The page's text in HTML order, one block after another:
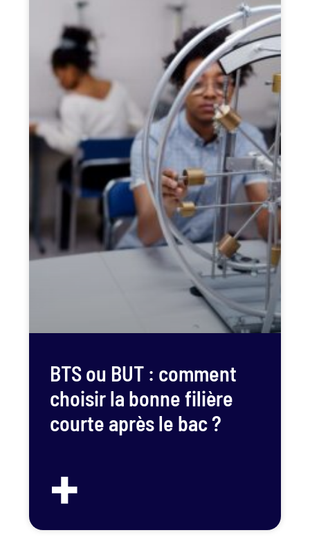
BTS ou BUT : comment
choisir la bonne filière
courte après le bac ?
+